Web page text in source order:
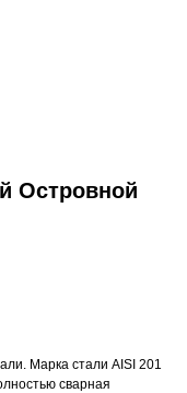
Островной
Марка стали AISI 201
сварная